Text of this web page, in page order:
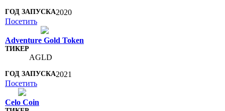
2020
Посетить
Adventure Gold Token
AGLD
2021
Посетить
Celo Coin